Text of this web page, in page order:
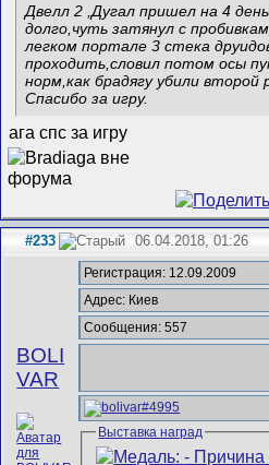
Двелл 2 ,Дугал пришел на 4
долго,чуть затянул с
легком портале 3 стека
проходить,словил потом осы
норм,как брадягу убили второй
Спасибо за игру.
ага спс за игру
#233 06.04.2018, 01:26
BOLI
VAR
Регистрация: 12.09.2009
Адрес: Киев
Сообщения: 557
Выставка наград